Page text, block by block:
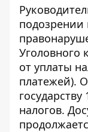
подозрении
Уголовного
от уплаты
платежей).
налогов.